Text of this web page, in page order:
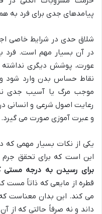
پیامدهای جدی برای فرد به
شلاق حدی در شرایط خاصی
در آن بسیار مهم است. فرد
عورت، پوشش دیگری
نقاط حساس بدن وارد شود و
موجب مرگ یا آسیب جدی
رعایت اصول شرعی و انسانی
و عبرت آموزی صورت می گیرد.
یکی از نکات بسیار مهمی که
این است که برای تحقق جرم
برای رسیدن به درجه مستی
قطره از مایعی که ذاتاً مست
می کند. این بدان معناست
داند و نه صرفاً حالتی که از